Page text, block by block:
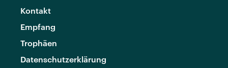
Kontakt
Empfang
Trophäen
Datenschutzerklärung